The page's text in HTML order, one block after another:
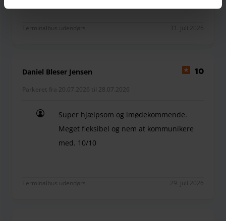
Daniel Bleser Jensen 10
Parkeret fra 20.07.2026 til 28.07.2026
Super hjælpsom og imødekommende.
Meget fleksibel og nem at kommunikere
med. 10/10
Terminalbus udendørs 29. juli 2026